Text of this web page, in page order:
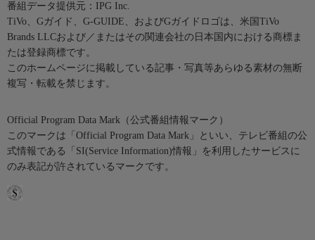
番組データ提供元：IPG Inc.
TiVo、Gガイド、G-GUIDE、およびGガイドロゴは、米国TiVo
Brands LLCおよび／またはその関連会社の日本国内における商標ま
たは登録商標です。
このホームページに掲載している記事・写真等あらゆる素材の無断
複写・転載を禁じます。
Official Program Data Mark（公式番組情報マーク）
このマークは「Official Program Data Mark」といい、テレビ番組の公
式情報である「SI(Service Information)情報」を利用したサービスに
のみ表記が許されているマークです。